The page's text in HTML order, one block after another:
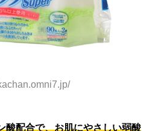
酸配合で、お肌にやさしい弱酸